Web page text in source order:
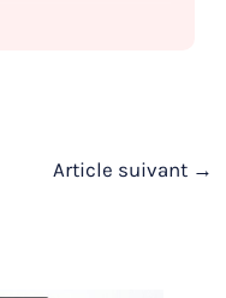
Article suivant →